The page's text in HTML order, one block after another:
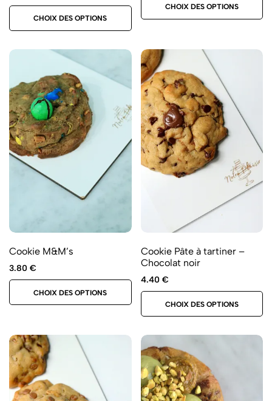
CHOIX DES OPTIONS
CHOIX DES OPTIONS
Cookie M&M’s
3.80 €
CHOIX DES OPTIONS
Cookie Pâte à tartiner –
Chocolat noir
4.40 €
CHOIX DES OPTIONS